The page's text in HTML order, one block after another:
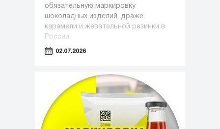
обязательную маркировку
шоколадных изделий, драже,
карамели и жевательной резинки в
России.
02.07.2026